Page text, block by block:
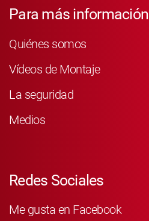
Para más información
Quiénes somos
Vídeos de Montaje
La seguridad
Medios
Redes Sociales
Me gusta en Facebook